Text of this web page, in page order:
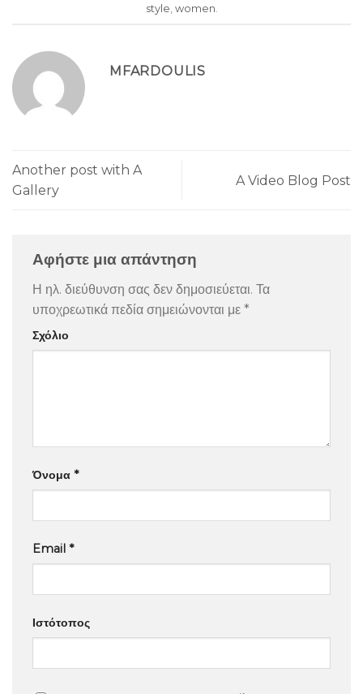
style, women.
MFARDOULIS
Another post with A
Gallery
A Video Blog Post
Αφήστε μια απάντηση
Η ηλ. διεύθυνση σας δεν δημοσιεύεται. Τα
υποχρεωτικά πεδία σημειώνονται με *
Σχόλιο
Όνομα *
Email *
Ιστότοπος